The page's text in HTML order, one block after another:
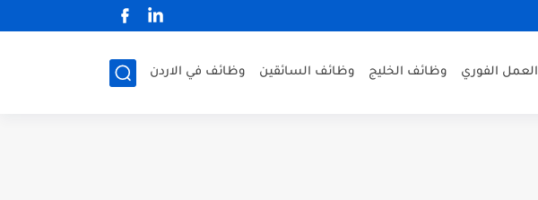
العمل الفوري وظائف الخليج وظائف السائقين وظائف في الاردن